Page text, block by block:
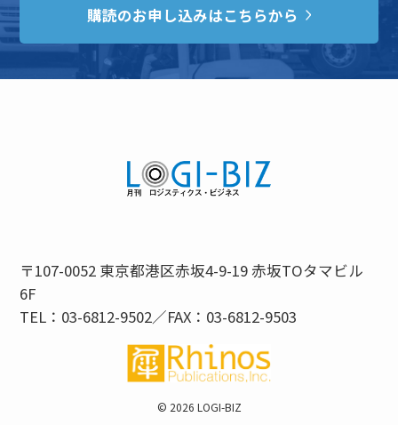
購読のお申し込みはこちらから
〒107-0052 東京都港区赤坂4-9-19 赤坂TOタマビル
6F
TEL：03-6812-9502／FAX：03-6812-9503
© 2026 LOGI-BIZ